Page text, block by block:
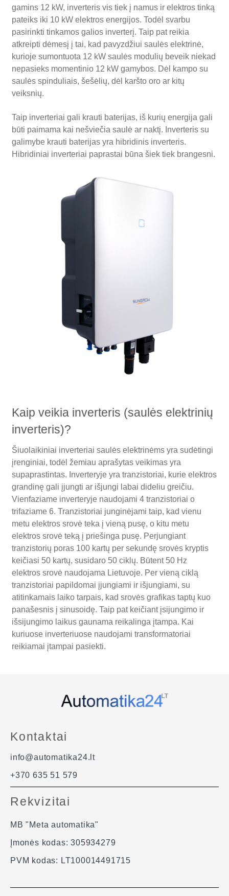
gamins 12 kW, inverteris vis tiek į namus ir elektros tinką
pateiks iki 10 kW elektros energijos. Todėl svarbu
pasirinkti tinkamos galios inverterį. Taip pat reikia
atkreipti dėmesį į tai, kad pavyzdžiui saulės elektrinė,
kurioje sumontuota 12 kW saulės modulių beveik niekad
nepasieks momentinio 12 kW gamybos. Dėl kampo su
saulės spinduliais, šešėlių, dėl karšto oro ar kitų
veiksnių.
Taip inverteriai gali krauti baterijas, iš kurių energija gali
būti paimama kai nešviečia saulė ar naktį. Inverteris su
galimybe krauti baterijas yra hibridinis inverteris.
Hibridiniai inverteriai paprastai būna šiek tiek brangesni.
Kaip veikia inverteris (saulės elektrinių
inverteris)?
Šiuolaikiniai inverteriai saulės elektrinėms yra sudėtingi
įrenginiai, todėl žemiau aprašytas veikimas yra
supaprastintas. Inverteryje yra tranzistoriai, kurie elektros
grandinę gali įjungti ar išjungi labai dideliu greičiu.
Vienfaziame inverteryje naudojami 4 tranzistoriai o
trifaziame 6. Tranzistoriai junginėjami taip, kad vienu
metu elektros srovė teka į vieną pusę, o kitu metu
elektros srovė teką į priešinga pusę. Perjungiant
tranzistorių poras 100 kartų per sekundę srovės kryptis
keičiasi 50 kartų, susidaro 50 ciklų. Būtent 50 Hz
elektros srovė naudojama Lietuvoje. Per vieną ciklą
tranzistoriai papildomai įjungiami ir išjungiami, su
atitinkamais laiko tarpais, kad srovės grafikas taptų kuo
panašesnis į sinusoidę. Taip pat keičiant įsijungimo ir
išsijungimo laikus gaunama reikalinga įtampa. Kai
kuriuose inverteriuose naudojami transformatoriai
reikiamai įtampai pasiekti.
Kontaktai
info@automatika24.lt
+370 635 51 579
Rekvizitai
MB "Meta automatika"
Įmonės kodas: 305934279
PVM kodas: LT100014491715